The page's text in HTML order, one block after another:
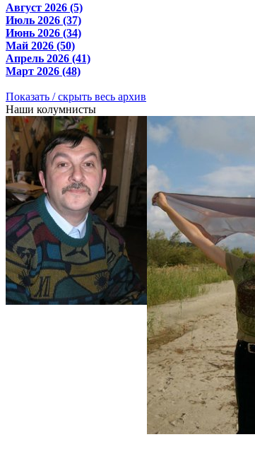
Август 2026 (5)
Июль 2026 (37)
Июнь 2026 (34)
Май 2026 (50)
Апрель 2026 (41)
Март 2026 (48)
Показать / скрыть весь архив
Наши колумнисты